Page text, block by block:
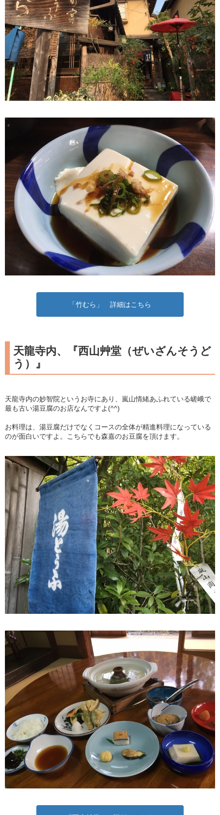
「竹むら」 詳細はこちら
天龍寺内、『西山艸堂（ぜいざんそうど
う）』
天龍寺内の妙智院というお寺にあり、嵐山情緒あふれている嵯峨で
最も古い湯豆腐のお店なんですよ(^^)
お料理は、湯豆腐だけでなくコースの全体が精進料理になっている
のが面白いですよ。こちらでも森嘉のお豆腐を頂けます。